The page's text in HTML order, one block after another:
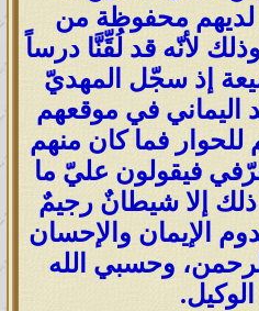
لديهم محفوظة من
لأنّه قد لُقِّنَّا درساً
إذ سجّل المهديّ
اليماني في موقعهم
للحوار فما كان منهم
فيقولون عليّ ما
إلا شيطانٌ رجيمٌ
الإيمان والإحسان
وحسبي الله